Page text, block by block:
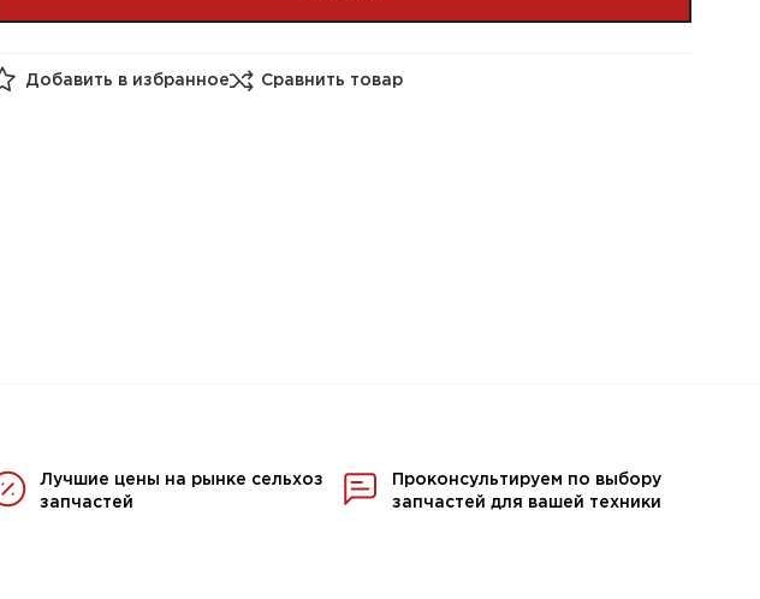
Добавить в избранное Сравнить товар
Лучшие цены на рынке сельхоз
запчастей
Проконсультируем по выбору
запчастей для вашей техники